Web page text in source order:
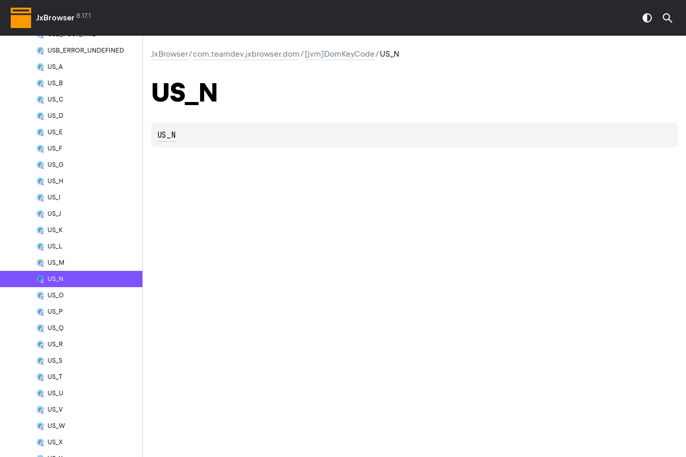
JxBrowser 8.17.1
USB_ERROR_ROLL_OVER
USB_POST_FAIL
USB_ERROR_UNDEFINED
US_A
US_B
US_C
US_D
US_E
US_F
US_G
US_H
US_I
US_J
US_K
US_L
US_M
US_N
US_O
US_P
US_Q
US_R
US_S
US_T
US_U
US_V
US_W
US_X
JxBrowser/com.teamdev.jxbrowser.dom/[jvm]DomKeyCode/US_N
US_N
US_N